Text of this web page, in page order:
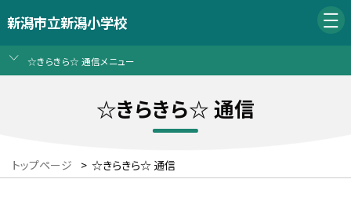
新潟市立新潟小学校
☆きらきら☆ 通信メニュー
☆きらきら☆ 通信
トップページ > ☆きらきら☆ 通信